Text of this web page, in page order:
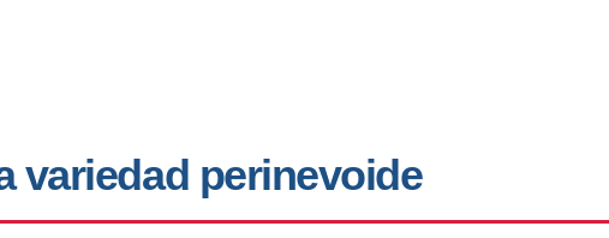
variedad perinevoide